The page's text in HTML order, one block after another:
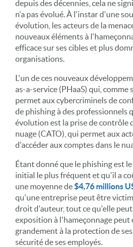
depuis des décennies, cela ne
n'a pas évolué. À l'instar d'une
évolution, les acteurs de la
nouveaux éléments à
efficace sur ses cibles et plus
organisations.
L'un de ces nouveaux
as-a-service (PHaaS) qui, comme
permet aux cybercriminels de
de phishing à des professionnels
évolution est la prise de contrôle
nuage (CATO), qui permet aux
d'accéder aux comptes dans le
Étant donné que le phishing est
initial le plus fréquent et qu'il a
une moyenne de $4,76 millions
qu'une entreprise peut être
droit d'auteur, tout ce qu'elle
exposition à l'hameçonnage
grandement à la protection de
sécurité de ses employés.